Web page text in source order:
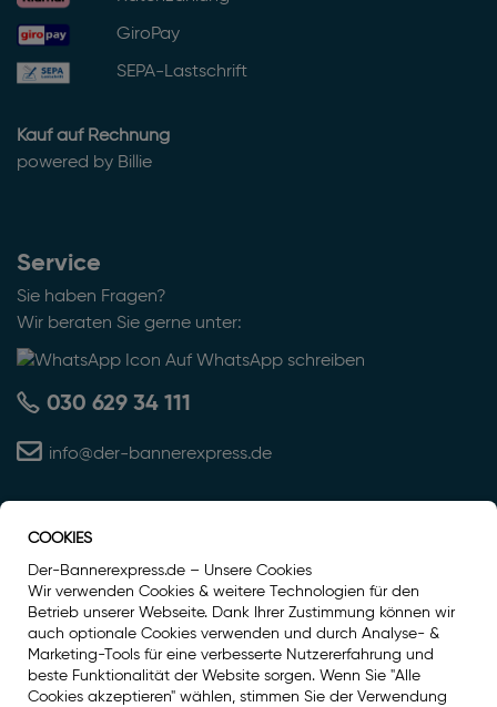
GiroPay
SEPA-Lastschrift
Kauf auf Rechnung
powered by Billie
Service
Sie haben Fragen?
Wir beraten Sie gerne unter:
Auf WhatsApp schreiben
030 629 34 111
info@der-bannerexpress.de
Auszeichnung
COOKIES
Der-Bannerexpress.de – Unsere Cookies
Wir verwenden Cookies & weitere Technologien für den
Betrieb unserer Webseite. Dank Ihrer Zustimmung können wir
auch optionale Cookies verwenden und durch Analyse- &
Marketing-Tools für eine verbesserte Nutzererfahrung und
beste Funktionalität der Website sorgen. Wenn Sie "Alle
Cookies akzeptieren" wählen, stimmen Sie der Verwendung